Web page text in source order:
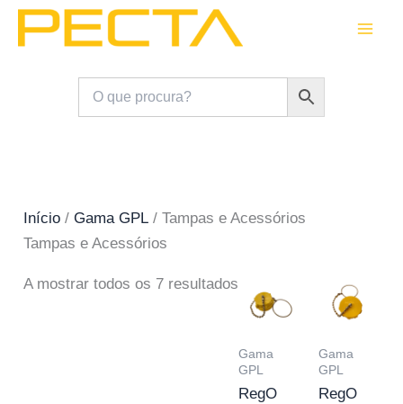
Skip
Início /Gama GPL / Tampas e Acessórios
Tampas e Acessórios
A mostrar todos os 7 resultados
Gama
GPL
RegO
Gama
GPL
RegO